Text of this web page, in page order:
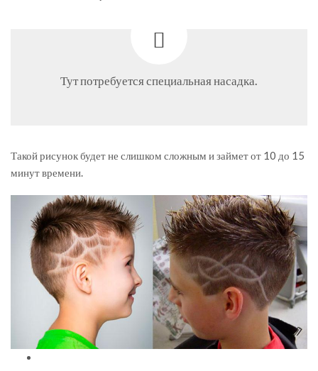
Тут потребуется специальная насадка.
Такой рисунок будет не слишком сложным и займет от 10 до 15
минут времени.